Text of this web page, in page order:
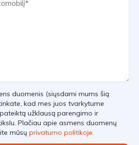
duomenis (siųsdami mums šią
kad mes juos tvarkytume
užklausą parengimo ir
Plačiau apie asmens duomenų
mūsų privatumo politikoje.